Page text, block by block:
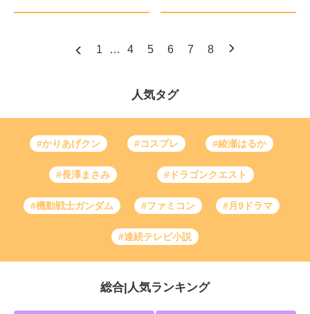
1 … 4 5 6 7 8
人気タグ
#かりあげクン #コスプレ #綾瀬はるか
#長澤まさみ #ドラゴンクエスト
#機動戦士ガンダム #ファミコン #月9ドラマ
#連続テレビ小説
総合 人気ランキング